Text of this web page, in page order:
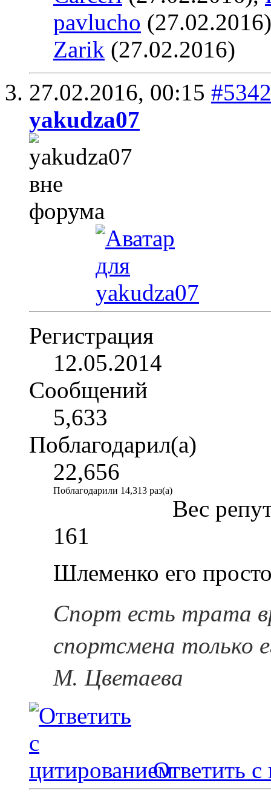
pavlucho
Zarik (27.02.2016)
27.02.2016, 00:15 #5342
yakudza07
Регистрация
12.05.2014
Сообщений
5,633
Поблагодарил(а)
22,656
Поблагодарили 14,313 раз(а)
Вес
161
Шлеменко его
Спорт есть трата
спортсмена только
М. Цветаева
Ответить с